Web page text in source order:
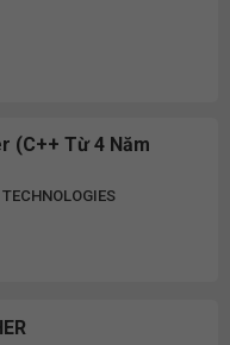
(C++ Từ 4 Năm